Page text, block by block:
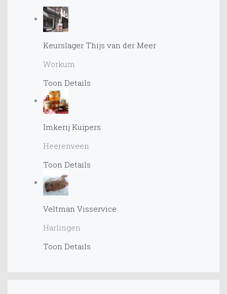
Keurslager Thijs van der Meer
Workum
Toon Details
Imkerij Kuipers
Heerenveen
Toon Details
Veltman Visservice
Harlingen
Toon Details